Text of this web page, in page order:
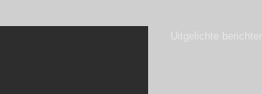
Uitgelichte berichten